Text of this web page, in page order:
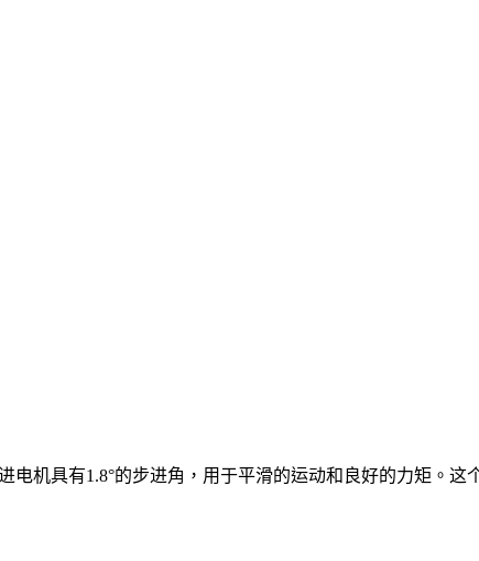
机具有1.8°的步进角，用于平滑的运动和良好的力矩。这